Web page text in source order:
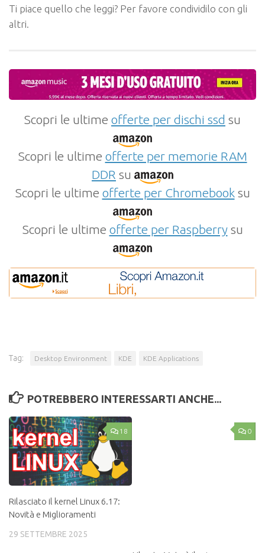
Ti piace quello che leggi? Per favore condividilo con gli
altri.
Scopri le ultime offerte per dischi ssd su
Scopri le ultime offerte per memorie RAM
DDR su
Scopri le ultime offerte per Chromebooksu
Scopri le ultime offerte per Raspberrysu
Tag: Desktop Environment KDE KDE Applications
POTREBBERO INTERESSARTI ANCHE...
18
Rilasciato il kernel Linux 6.17:
Novità e Miglioramenti
29 SETTEMBRE 2025
0